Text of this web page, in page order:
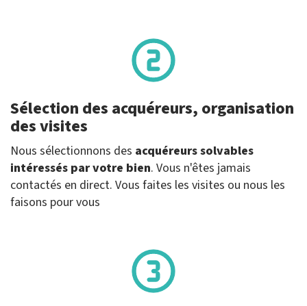
Sélection des acquéreurs, organisation
des visites
Nous sélectionnons des acquéreurs solvables
intéressés par votre bien. Vous n'êtes jamais
contactés en direct. Vous faites les visites ou nous les
faisons pour vous